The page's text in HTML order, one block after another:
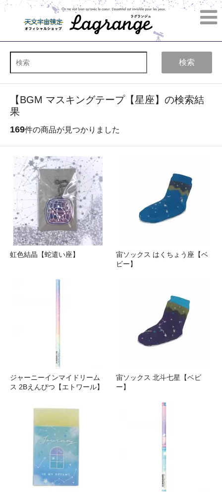
検索
【BGM マスキングテープ【星座】の検索結
果
169件の商品が見つかりました
虹色結晶【蛇遣い座】
宙ソックス はくちょう座【ベ
ビー】
ジャーニーインマイドリーム
ス 2Bえんぴつ【エトワール】
宙ソックス 北斗七星【ベビ
ー】